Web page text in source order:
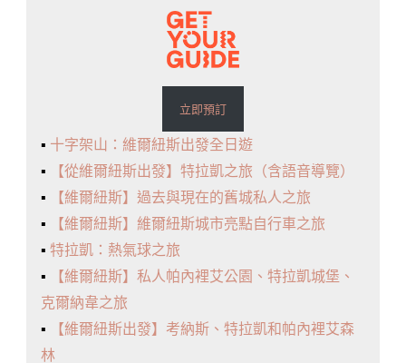
立即預訂
▪️ 十字架山：維爾紐斯出發全日遊
▪️
【從維爾紐斯出發】特拉凱之旅（含語音導覽）
▪️
【維爾紐斯】過去與現在的舊城私人之旅
▪️
【維爾紐斯】維爾紐斯城市亮點自行車之旅
▪️ 特拉凱：熱氣球之旅
▪️
【維爾紐斯】私人帕內裡艾公園、特拉凱城堡、
克爾納韋之旅
▪️
【維爾紐斯出發】考納斯、特拉凱和帕內裡艾森
林